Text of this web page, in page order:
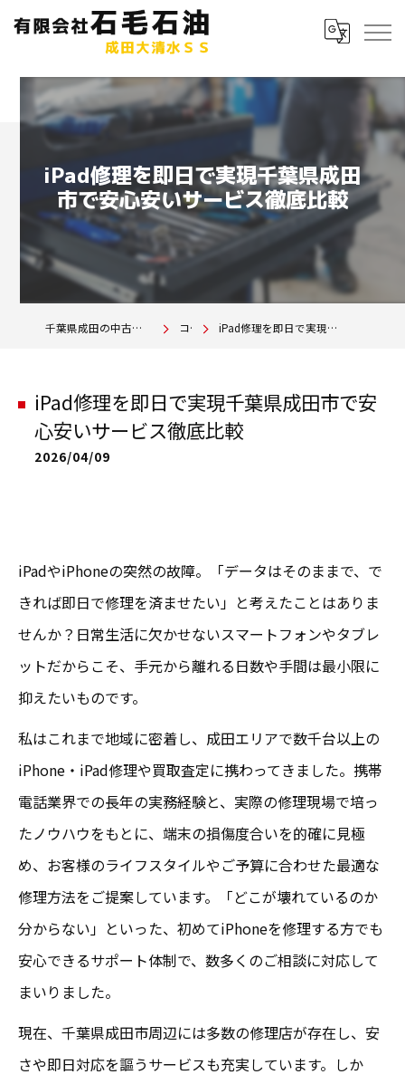
iPad修理を即日で実現千葉県成田
市で安心安いサービス徹底比較
千葉県成田の中古車は有限会社石毛石油 成田大清水SS コラム iPad修理を即日で実現千葉県成田市で安心安いサービス徹底比較
iPad修理を即日で実現千葉県成田市で安
心安いサービス徹底比較
2026/04/09
iPadやiPhoneの突然の故障。「データはそのままで、で
きれば即日で修理を済ませたい」と考えたことはありま
せんか？日常生活に欠かせないスマートフォンやタブレ
ットだからこそ、手元から離れる日数や手間は最小限に
抑えたいものです。
私はこれまで地域に密着し、成田エリアで数千台以上の
iPhone・iPad修理や買取査定に携わってきました。携帯
電話業界での長年の実務経験と、実際の修理現場で培っ
たノウハウをもとに、端末の損傷度合いを的確に見極
め、お客様のライフスタイルやご予算に合わせた最適な
修理方法をご提案しています。「どこが壊れているのか
分からない」といった、初めてiPhoneを修理する方でも
安心できるサポート体制で、数多くのご相談に対応して
まいりました。
現在、千葉県成田市周辺には多数の修理店が存在し、安
さや即日対応を謳うサービスも充実しています。しか